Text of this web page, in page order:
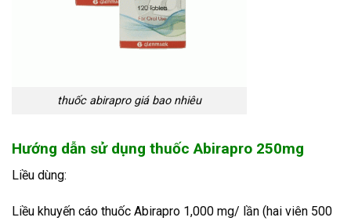
thuốc abirapro giá bao nhiêu
Hướng dẫn sử dụng thuốc Abirapro 250mg
Liều dùng:
Liều khuyến cáo thuốc Abirapro 1,000 mg/ lần (hai viên 500